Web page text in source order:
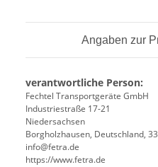
Angaben zur
verantwortliche Person:
Fechtel Transportgeräte GmbH
Industriestraße 17-21
Niedersachsen
Borgholzhausen, Deutschland,
info@fetra.de
https://www.fetra.de